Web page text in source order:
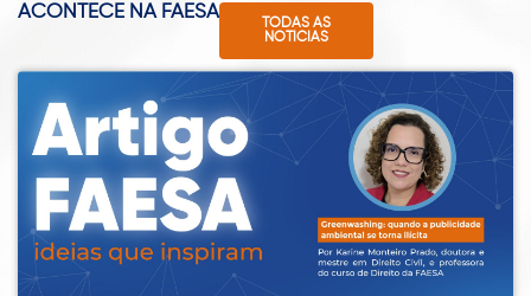
ACONTECE NA FAESA
TODAS AS
NOTÍCIAS